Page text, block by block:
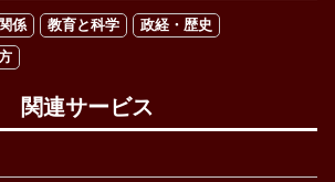
係 教育と科学
政経・歴史
関連サービス